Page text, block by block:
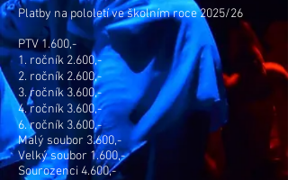
Platby na pololetí ve školním roce 2025/26
PTV 1.600,-
1. ročník 2.600,-
2. ročník 2.600,-
3. ročník 3.600,-
4. ročník 3.600,-
6. ročník 3.600,-
Malý soubor 3.600,-
Velký soubor 1.600,-
Sourozenci 4.600,-